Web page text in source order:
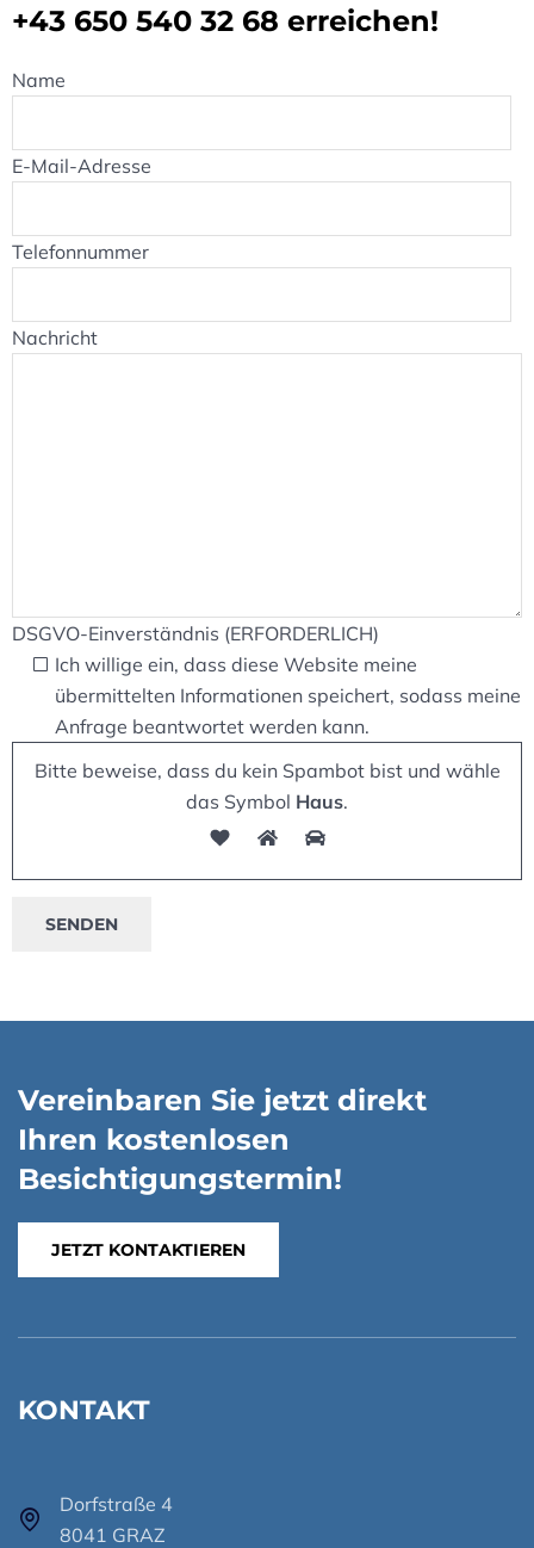
+43 650 540 32 68 erreichen!
Name
E-Mail-Adresse
Telefonnummer
Nachricht
DSGVO-Einverständnis (ERFORDERLICH)
Ich willige ein, dass diese Website meine
übermittelten Informationen speichert, sodass meine
Anfrage beantwortet werden kann.
Bitte beweise, dass du kein Spambot bist und wähle
das Symbol Haus.
Vereinbaren Sie jetzt direkt
Ihren kostenlosen
Besichtigungstermin!
JETZT KONTAKTIEREN
KONTAKT
Dorfstraße 4
8041 GRAZ